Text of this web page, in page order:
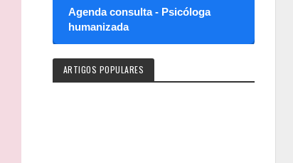
Agenda consulta - Psicóloga
humanizada
ARTIGOS POPULARES